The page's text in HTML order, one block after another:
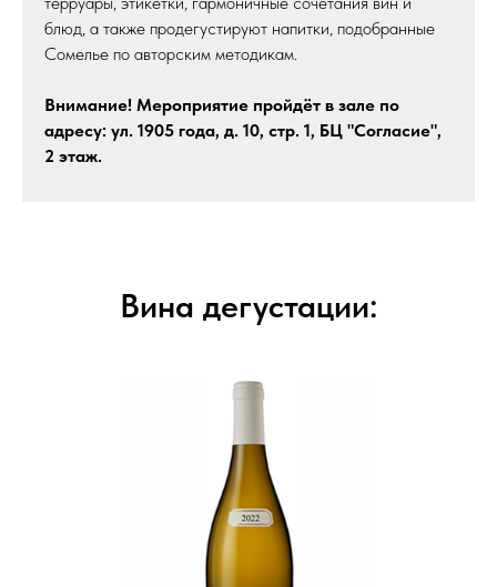
блюд, а также продегустируют напитки, подобранные
Сомелье по авторским методикам.
Внимание! Мероприятие пройдёт в зале по
адресу: ул. 1905 года, д. 10, стр. 1, БЦ "Согласие",
2 этаж.
Вина дегустации: